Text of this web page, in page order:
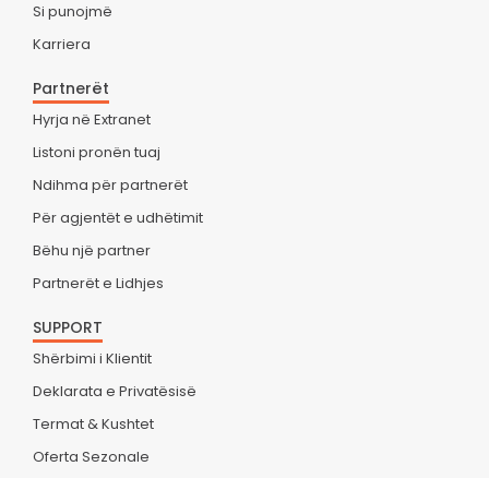
Si punojmë
Karriera
Partnerët
Hyrja në Extranet
Listoni pronën tuaj
Ndihma për partnerët
Për agjentët e udhëtimit
Bëhu një partner
Partnerët e Lidhjes
SUPPORT
Shërbimi i Klientit
Deklarata e Privatësisë
Termat & Kushtet
Oferta Sezonale